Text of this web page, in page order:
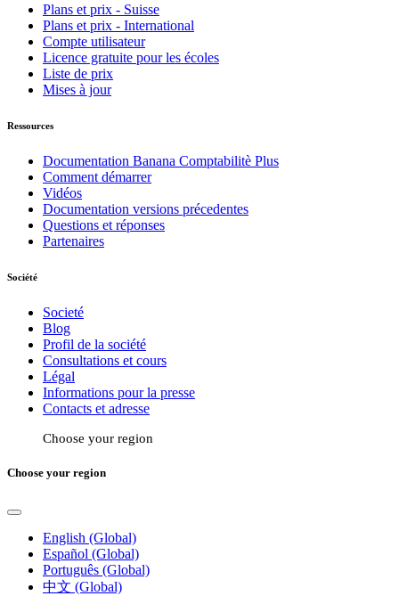
Plans et prix - Suisse
Plans et prix - International
Compte utilisateur
Licence gratuite pour les écoles
Liste de prix
Mises à jour
Ressources
Documentation Banana Comptabilitè Plus
Comment démarrer
Vidéos
Documentation versions précedentes
Questions et réponses
Partenaires
Société
Societé
Blog
Profil de la société
Consultations et cours
Légal
Informations pour la presse
Contacts et adresse
Choose your region
Choose your region
English (Global)
Español (Global)
Português (Global)
中文 (Global)